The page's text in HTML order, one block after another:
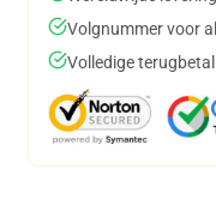
Volgnummer voor
Volledige